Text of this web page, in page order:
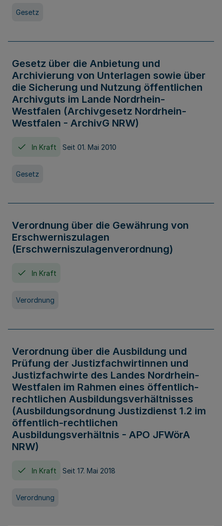
Gesetz
Gesetz über die Anbietung und
Archivierung von Unterlagen sowie über
die Sicherung und Nutzung öffentlichen
Archivguts im Lande Nordrhein-
Westfalen (Archivgesetz Nordrhein-
Westfalen - ArchivG NRW)
In Kraft Seit 01. Mai 2010
Gesetz
Verordnung über die Gewährung von
Erschwerniszulagen
(Erschwerniszulagenverordnung)
In Kraft
Verordnung
Verordnung über die Ausbildung und
Prüfung der Justizfachwirtinnen und
Justizfachwirte des Landes Nordrhein-
Westfalen im Rahmen eines öffentlich-
rechtlichen Ausbildungsverhältnisses
(Ausbildungsordnung Justizdienst 1.2 im
öffentlich-rechtlichen
Ausbildungsverhältnis - APO JFWörA
NRW)
In Kraft Seit 17. Mai 2018
Verordnung